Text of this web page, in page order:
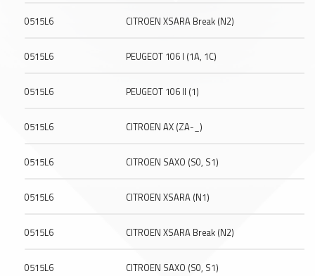
0515L6 CITROEN XSARA Break (N2)
0515L6 PEUGEOT 106 I (1A, 1C)
0515L6 PEUGEOT 106 II (1)
0515L6 CITROEN AX (ZA-_)
0515L6 CITROEN SAXO (S0, S1)
0515L6 CITROEN XSARA (N1)
0515L6 CITROEN XSARA Break (N2)
0515L6 CITROEN SAXO (S0, S1)